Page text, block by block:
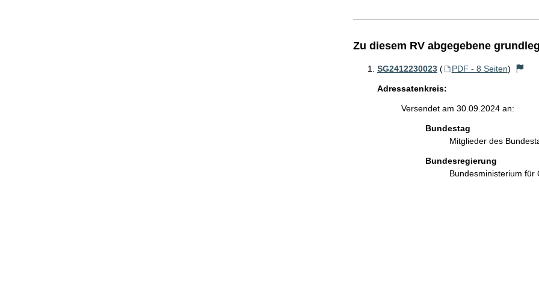
Zu diesem RV abgegebene
SG2412230023 ( PDF - 8 Seiten)
Adressatenkreis:
Versendet am 30.09.2024 an:
Bundestag
Mitglieder des
Bundesregierung
Bundesministerium